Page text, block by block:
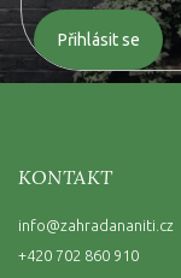
Přihlásit se
KONTAKT
info@zahradananiti.cz
+420 702 860 910